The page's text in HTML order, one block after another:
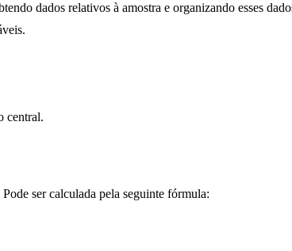
dados relativos à amostra e organizando esses
central.
ser calculada pela seguinte fórmula: